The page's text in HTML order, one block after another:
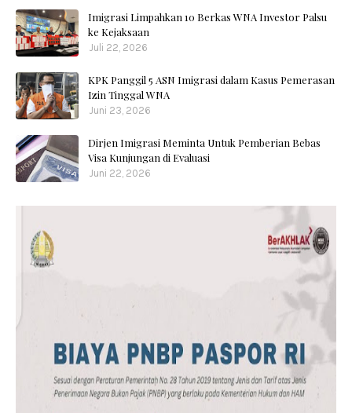
Imigrasi Limpahkan 10 Berkas WNA Investor Palsu
ke Kejaksaan
Juli 22, 2026
KPK Panggil 5 ASN Imigrasi dalam Kasus Pemerasan
Izin Tinggal WNA
Juni 23, 2026
Dirjen Imigrasi Meminta Untuk Pemberian Bebas
Visa Kunjungan di Evaluasi
Juni 22, 2026